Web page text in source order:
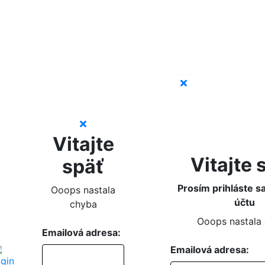
Vitajte
späť
Ooops nastala
chyba
Emailová adresa:
Vitajte
Prosím prihláste
účtu
Ooops nastala
Emailová adresa: